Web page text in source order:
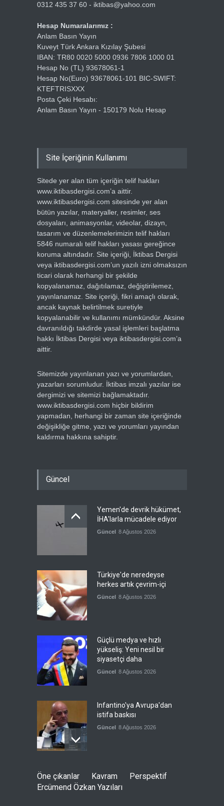
0312 435 37 60 - iktibas@yahoo.com
Hesap Numaralarımız :
Anlam Basın Yayın
Kuveyt Türk Ankara Kızılay Şubesi
IBAN: TR80 0020 5000 0936 7806 1000 01
Hesap No (TL) 93678061-1
Hesap No(Euro) 93678061-101 BIC-SWIFT:
KTEFTRISXXX
Posta Çeki Hesabı:
Anlam Basın Yayın - 150179 Nolu Hesap
Site İçeriğinin Kullanımı
Sitede yer alan tüm içeriğin telif hakları
www.iktibasdergisi.com’a aittir.
www.iktibasdergisi.com sitesinde yer alan
bütün yazılar, materyaller, resimler, ses
dosyaları, animasyonlar, videolar, dizayn,
tasarım ve düzenlemelerimizin telif hakları
5846 numaralı telif hakları yasası gereğince
koruma altındadır. Site içeriği, İktibas Dergisi
veya iktibasdergisi.com’un yazılı izni olmaksızın
ticari olarak herhangi bir şekilde
kopyalanamaz, dağıtılamaz, değiştirilemez,
yayınlanamaz. Site içeriği, fikri amaçlı olarak,
ancak kaynak belirtilmek suretiyle
kopyalanabilir ve kullanımı mümkündür. Aksine
davranıldığı takdirde yasal işlemleri başlatma
hakkı İktibas Dergisi veya iktibasdergisi.com’a
aittir.
Sitemizde yayınlanan yazı ve yorumlardan,
yazarları sorumludur. İktibas imzalı yazılar ise
dergimizi ve sitemizi bağlamaktadır.
www.iktibasdergisi.com hiçbir bildirim
yapmadan, herhangi bir zaman site içeriğinde
değişikliğe gitme, yazı ve yorumları yayından
kaldırma hakkına sahiptir.
Güncel
Yemen'de devrik hükümet,
İHA'larla mücadele ediyor
Güncel 8 Ağustos 2026
Türkiye'de neredeyse
herkes artık çevrim-içi
Güncel 8 Ağustos 2026
Güçlü medya ve hızlı
yükseliş: Yeni nesil bir
siyasetçi daha
Güncel 8 Ağustos 2026
Infantino'ya Avrupa'dan
istifa baskısı
Güncel 8 Ağustos 2026
Kolombiya, solcu Petro'nun
yerine aşırı sağcı Espriella'yı
getirdi
Öne çıkanlar Kavram
Perspektif
Ercümend Özkan Yazıları